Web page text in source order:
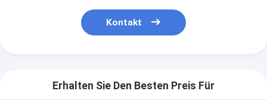
Kontakt
Erhalten Sie Den Besten Preis Für